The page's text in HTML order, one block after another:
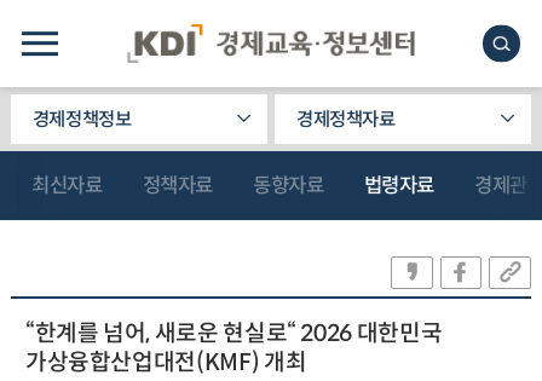
경제정책정보 경제정책자료
최신자료 정책자료 동향자료 법령자료 경제관
“한계를 넘어, 새로운 현실로“ 2026 대한민국
가상융합산업대전(KMF) 개최